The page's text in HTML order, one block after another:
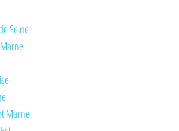
Seine
Marne